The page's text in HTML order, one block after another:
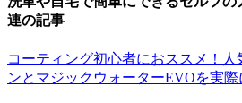
連の記事
コーティング初心者におススメ！
ンとマジックウォーターEVOを実際